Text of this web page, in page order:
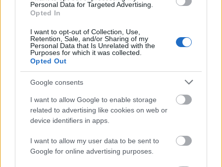
Personal Data for Targeted Advertising.
Opted In
I want to opt-out of Collection, Use,
Retention, Sale, and/or Sharing of my
Personal Data that Is Unrelated with the
Purposes for which it was collected.
Opted Out
Google consents
I want to allow Google to enable storage
related to advertising like cookies on web or
device identifiers in apps.
I want to allow my user data to be sent to
Google for online advertising purposes.
Urządzenia
SMARTFONY
TABLETY
WEARABLE
TV
Recenzje
Porównania
Co kupić
Promocje